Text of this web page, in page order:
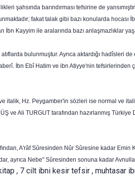
şahsında barındırması tefsirine de
fakat talak gibi bazı konularda hocası
Kayyim ile aralarında bazı anlaşmazlıklar
bulunmuştur. Ayrıca aktardığı hadîsleri de
İbn Ebî Hatim ve ibn Atiyye'nin tefsirlerinden
italik, Hz. Pey­gamber'in sözleri ise normal ve
ve Ali TURGUT tarafından hazırlanmış Türkiye
A'râf Sûresinden Nûr Sûresine kadar Emin
ayrıca Nebe" Sûresinden sonuna kadar
, 7 cilt ibni kesir tefsir , muhtasar